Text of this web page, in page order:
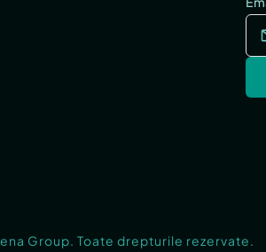
Group. Toate drepturile rezervate.